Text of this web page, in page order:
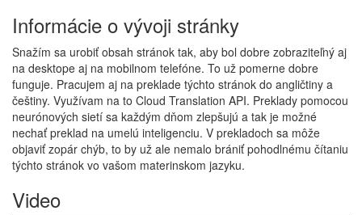
Informácie o vývoji stránky
Snažím sa urobiť obsah stránok tak, aby bol dobre zobraziteľný aj
na desktope aj na mobilnom telefóne. To už pomerne dobre
funguje. Pracujem aj na preklade týchto stránok do angličtiny a
češtiny. Využívam na to Cloud Translation API. Preklady pomocou
neurónových sietí sa každým dňom zlepšujú a tak je možné
nechať preklad na umelú inteligenciu. V prekladoch sa môže
objaviť zopár chýb, to by už ale nemalo brániť pohodlnému čítaniu
týchto stránok vo vašom materinskom jazyku.
Video